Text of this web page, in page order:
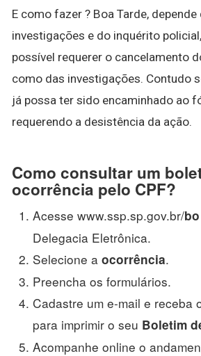
E como fazer ? Boa Tarde,
investigações e do inquérito
possível requerer o cancelamento
como das investigações. Contudo
já possa ter sido encaminhado ao
requerendo a desistência da ação.
Como consultar um
ocorrência pelo CPF?
Acesse www.ssp.sp.gov.br/bo
Delegacia Eletrônica.
Selecione a ocorrência.
Preencha os formulários.
Cadastre um e-mail e receba
para imprimir o seu Boletim
Acompanhe online o